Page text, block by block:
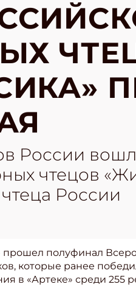
России
чтецов
России
полуфинал
которые ранее
в «Артеке» среди 255